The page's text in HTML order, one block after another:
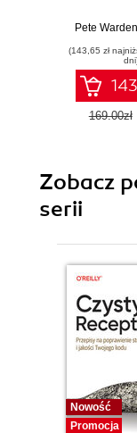
Low-
Pete Warden
(143,65 zł
169.00zł
Zobacz
serii
Nowość
Promocja